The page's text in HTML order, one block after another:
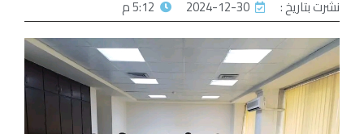
نشرت بتاريخ : 2024-12-30 5:12 م